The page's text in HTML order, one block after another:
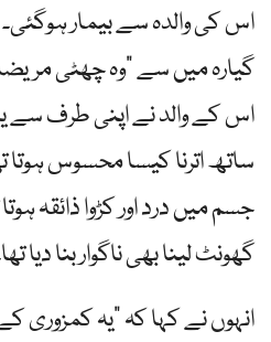
اس کی والدہ سے بیمار
گیارہ میں سے "وہ چھٹی
اس کے والد نے اپنی طرف سے
ساتھ اترنا کیسا محسوس
جسم میں درد اور کڑوا ذائقہ
گھونٹ لینا بھی ناگوار بنا دیا
انہوں نے کہا کہ "یہ